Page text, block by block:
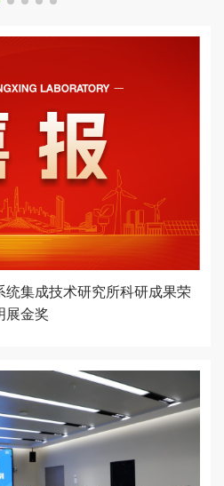
统集成技术研究所科研成果荣
展金奖